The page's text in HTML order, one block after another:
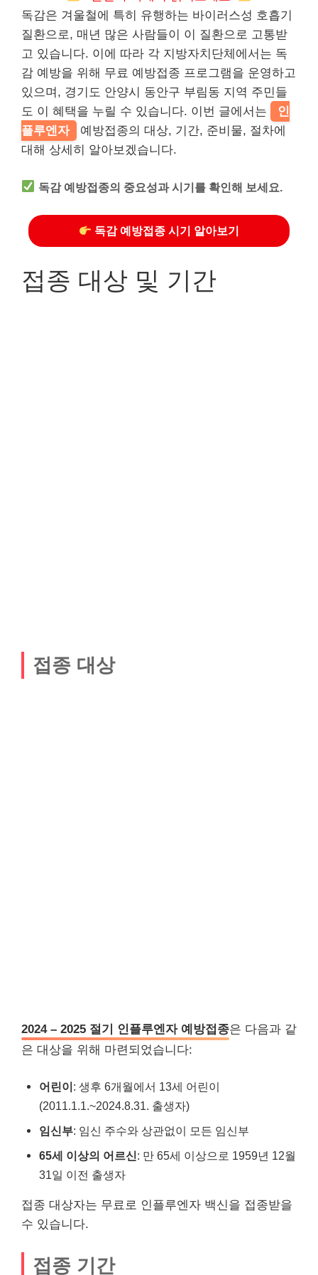
독감은 겨울철에 특히 유행하는 바이러스성 호흡기
질환으로, 매년 많은 사람들이 이 질환으로 고통받
고 있습니다. 이에 따라 각 지방자치단체에서는 독
감 예방을 위해 무료 예방접종 프로그램을 운영하고
있으며, 경기도 안양시 동안구 부림동 지역 주민들
도 이 혜택을 누릴 수 있습니다. 이번 글에서는
인
플루엔자
예방접종의 대상, 기간, 준비물, 절차에
대해 상세히 알아보겠습니다.
독감 예방접종의 중요성과 시기를 확인해 보세요.
독감 예방접종 시기 알아보기
접종 대상 및 기간
접종 대상
2024 – 2025 절기 인플루엔자 예방접종은 다음과 같
은 대상을 위해 마련되었습니다:
어린이: 생후 6개월에서 13세 어린이
(2011.1.1.~2024.8.31. 출생자)
임신부: 임신 주수와 상관없이 모든 임신부
65세 이상의 어르신: 만 65세 이상으로 1959년 12월
31일 이전 출생자
접종 대상자는 무료로 인플루엔자 백신을 접종받을
수 있습니다.
접종 기간